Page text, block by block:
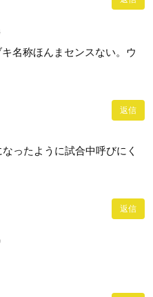
名称ほんまセンスない。ウ
返信
ったように試合中呼びにく
返信